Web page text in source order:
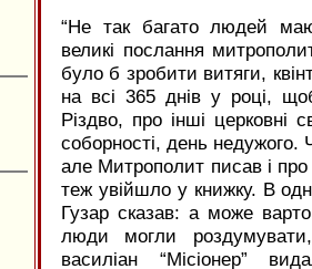
“Не так багато людей
великі послання
було б зробити витяги,
на всі 365 днів у році,
Різдво, про інші церковні
соборності, день
але Митрополит писав і
теж увійшло у книжку. В
Гузар сказав: а може
люди могли
василіан “Місіонер”